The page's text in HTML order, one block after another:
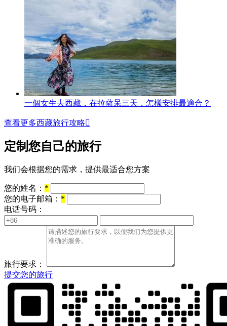
一個女生去西藏，在拉薩呆三天，怎樣安排最適合？
查看更多西藏旅行攻略
定制您自己的旅行
我们会根据您的需求，提供最适合您方案
您的姓名： *
您的电子邮箱： *
电话号码：
旅行要求：
提交您的旅行